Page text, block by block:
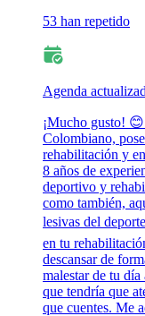
53 han repetido
Agenda
¡Mucho gusto!
Colombiano,
rehabilitación y
8 años de
deportivo y
como también,
lesivas del
en tu
descansar de
malestar de tu
que tendría que
que cuentes. Me